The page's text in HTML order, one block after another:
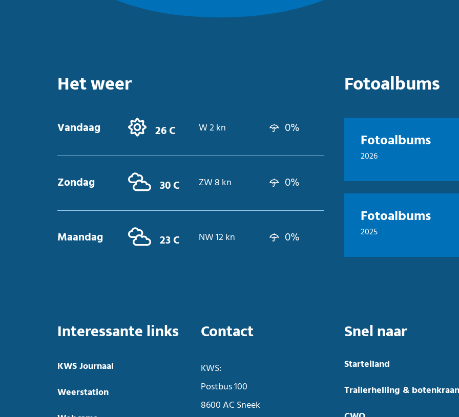
Het weer
Vandaag 26 C W 2 kn 0%
Zondag 30 C ZW 8 kn 0%
Maandag 23 C NW 12 kn 0%
Fotoalbums
Fotoalbums
2026
Fotoalbums
2025
Interessante links
KWS Journaal
Weerstation
Contact
KWS:
Postbus 100
8600 AC Sneek
Snel naar
Starteiland
Trailerhelling & botenkraan